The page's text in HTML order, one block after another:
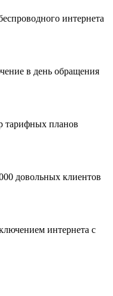
интернета
в день обращения
планов
довольных клиентов
интернета с